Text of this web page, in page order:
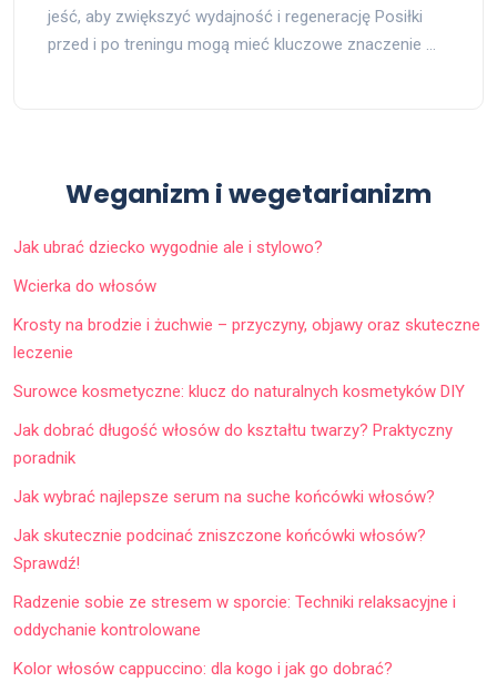
jeść, aby zwiększyć wydajność i regenerację Posiłki
przed i po treningu mogą mieć kluczowe znaczenie …
Weganizm i wegetarianizm
Jak ubrać dziecko wygodnie ale i stylowo?
Wcierka do włosów
Krosty na brodzie i żuchwie – przyczyny, objawy oraz skuteczne
leczenie
Surowce kosmetyczne: klucz do naturalnych kosmetyków DIY
Jak dobrać długość włosów do kształtu twarzy? Praktyczny
poradnik
Jak wybrać najlepsze serum na suche końcówki włosów?
Jak skutecznie podcinać zniszczone końcówki włosów?
Sprawdź!
Radzenie sobie ze stresem w sporcie: Techniki relaksacyjne i
oddychanie kontrolowane
Kolor włosów cappuccino: dla kogo i jak go dobrać?